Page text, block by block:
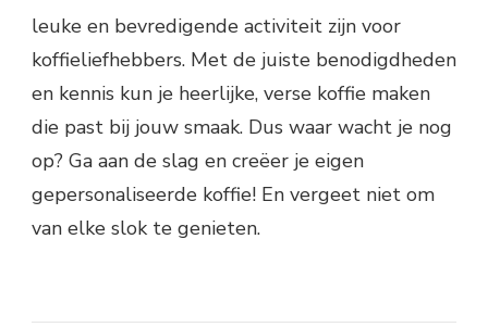
leuke en bevredigende activiteit zijn voor
koffieliefhebbers. Met de juiste benodigdheden
en kennis kun je heerlijke, verse koffie maken
die past bij jouw smaak. Dus waar wacht je nog
op? Ga aan de slag en creëer je eigen
gepersonaliseerde koffie! En vergeet niet om
van elke slok te genieten.